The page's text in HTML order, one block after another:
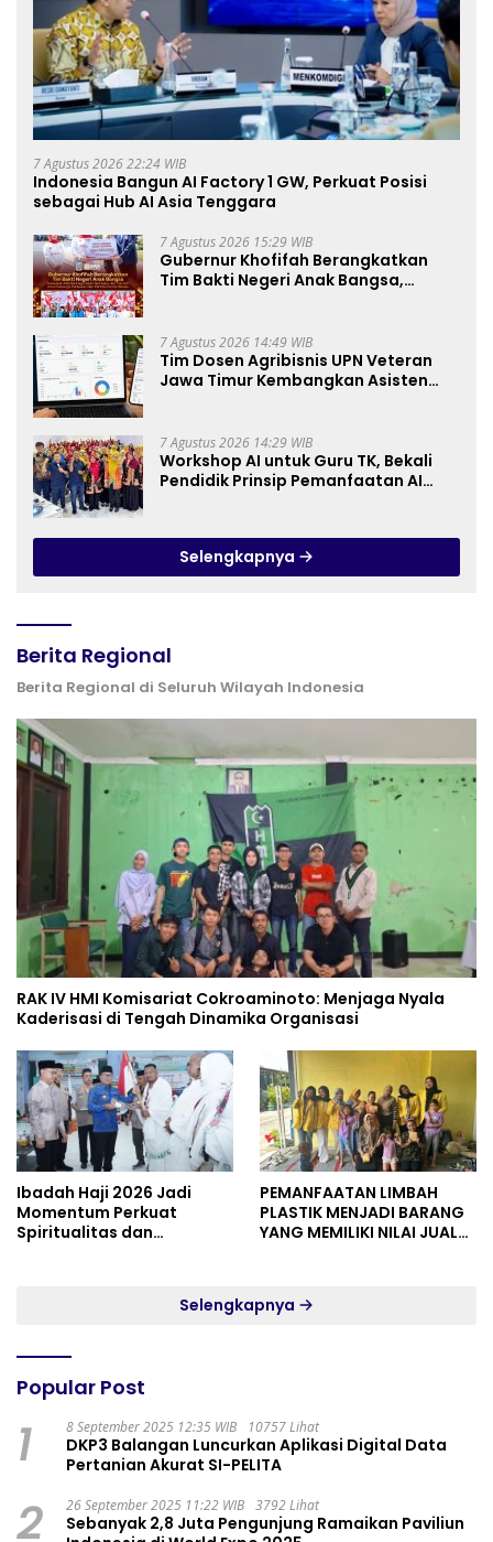
7 Agustus 2026 22:24 WIB
Indonesia Bangun AI Factory 1 GW, Perkuat Posisi
sebagai Hub AI Asia Tenggara
7 Agustus 2026 15:29 WIB
Gubernur Khofifah Berangkatkan
Tim Bakti Negeri Anak Bangsa,
Kemerdekaan
7 Agustus 2026 14:49 WIB
Tim Dosen Agribisnis UPN Veteran
Jawa Timur Kembangkan Asisten
7 Agustus 2026 14:29 WIB
Workshop AI untuk Guru TK, Bekali
Pendidik Prinsip Pemanfaatan AI
Selengkapnya
Berita Regional
Berita Regional di Seluruh Wilayah Indonesia
RAK IV HMI Komisariat Cokroaminoto: Menjaga Nyala
Kaderisasi di Tengah Dinamika Organisasi
Ibadah Haji 2026 Jadi
Momentum Perkuat
Spiritualitas dan
PEMANFAATAN LIMBAH
PLASTIK MENJADI BARANG
YANG MEMILIKI NILAI JUAL
Selengkapnya
Popular Post
1 8 September 2025 12:35 WIB 10757 Lihat
DKP3 Balangan Luncurkan Aplikasi Digital Data
Pertanian Akurat SI-PELITA
2 26 September 2025 11:22 WIB 3792 Lihat
Sebanyak 2,8 Juta Pengunjung Ramaikan Paviliun